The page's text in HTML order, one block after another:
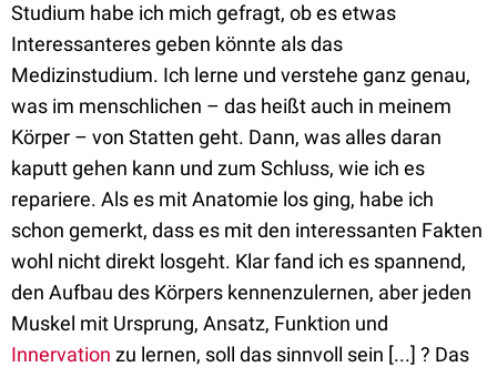
Studium habe ich mich gefragt, ob es etwas
Interessanteres geben könnte als das
Medizinstudium. Ich lerne und verstehe ganz genau,
was im menschlichen – das heißt auch in meinem
Körper – von Statten geht. Dann, was alles daran
kaputt gehen kann und zum Schluss, wie ich es
repariere. Als es mit Anatomie los ging, habe ich
schon gemerkt, dass es mit den interessanten Fakten
wohl nicht direkt losgeht. Klar fand ich es spannend,
den Aufbau des Körpers kennenzulernen, aber jeden
Muskel mit Ursprung, Ansatz, Funktion und
Innervation zu lernen, soll das sinnvoll sein [...] ? Das